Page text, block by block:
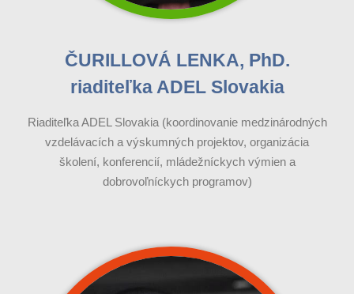
ČURILLOVÁ LENKA, PhD.
riaditeľka ADEL Slovakia
Riaditeľka ADEL Slovakia (koordinovanie medzinárodných
vzdelávacích a výskumných projektov, organizácia
školení, konferencií, mládežníckych výmien a
dobrovoľníckych programov)